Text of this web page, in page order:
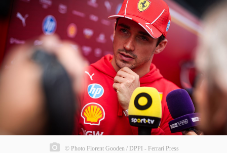
© Photo Florent Gooden / DPPI - Ferrari Press